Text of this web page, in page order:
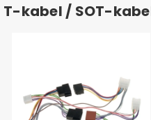
T-kabel / SOT-